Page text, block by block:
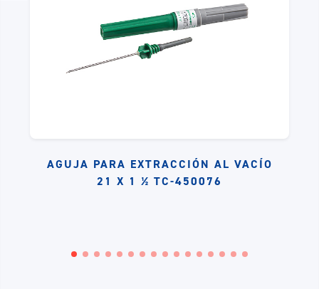
AGUJA PARA EXTRACCIÓN AL VACÍO
21 X 1 ½ TC-450076